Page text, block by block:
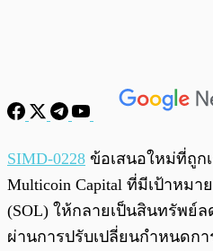
SIMD-0228 ข้อเสนอใหม่ที่ถูก
Multicoin Capital ที่มีเป้าหมา
(SOL) ให้กลายเป็นสินทรัพย์ล
ผ่านการปรับเปลี่ยนกำหนดก